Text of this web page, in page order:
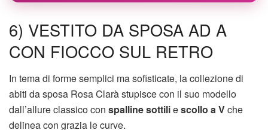
6) VESTITO DA SPOSA AD A
CON FIOCCO SUL RETRO
In tema di forme semplici ma sofisticate, la collezione di
abiti da sposa Rosa Clarà stupisce con il suo modello
dall’allure classico con spalline sottiliescollo a Vche
delinea con grazia le curve.